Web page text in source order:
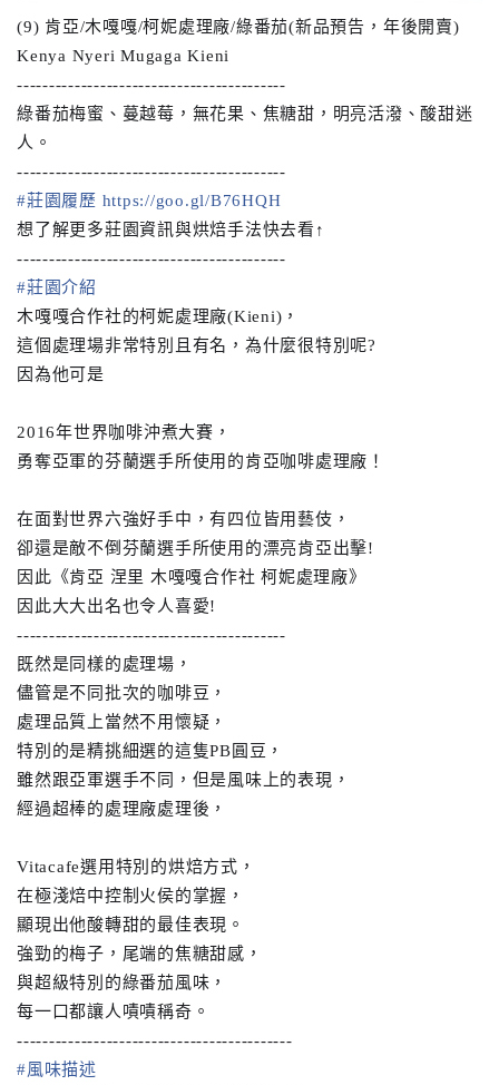
(9) 肯亞/木嘎嘎/柯妮處理廠/綠番茄(新品預告，年後開賣)
Kenya Nyeri Mugaga Kieni
------------------------------------------
綠番茄梅蜜、蔓越莓，無花果、焦糖甜，明亮活潑、酸甜迷
人。
------------------------------------------
#莊園履歷 https://goo.gl/B76HQH
想了解更多莊園資訊與烘焙手法快去看↑
------------------------------------------
#莊園介紹
木嘎嘎合作社的柯妮處理廠(Kieni)，
這個處理場非常特別且有名，為什麼很特別呢?
因為他可是
2016年世界咖啡沖煮大賽，
勇奪亞軍的芬蘭選手所使用的肯亞咖啡處理廠！
在面對世界六強好手中，有四位皆用藝伎，
卻還是敵不倒芬蘭選手所使用的漂亮肯亞出擊!
因此《肯亞 涅里 木嘎嘎合作社 柯妮處理廠》
因此大大出名也令人喜愛!
------------------------------------------
既然是同樣的處理場，
儘管是不同批次的咖啡豆，
處理品質上當然不用懷疑，
特別的是精挑細選的這隻PB圓豆，
雖然跟亞軍選手不同，但是風味上的表現，
經過超棒的處理廠處理後，
Vitacafe選用特別的烘焙方式，
在極淺焙中控制火侯的掌握，
顯現出他酸轉甜的最佳表現。
強勁的梅子，尾端的焦糖甜感，
與超級特別的綠番茄風味，
每一口都讓人嘖嘖稱奇。
-------------------------------------------
#風味描述